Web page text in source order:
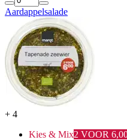
Aardappelsalade
+ 4
Kies & Mix2 VOOR